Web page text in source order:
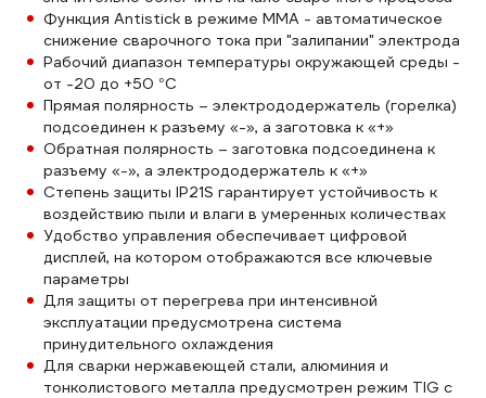
Функция Antistick в режиме ММА - автоматическое
снижение сварочного тока при "залипании" электрода
Рабочий диапазон температуры окружающей среды -
от -20 до +50 °С
Прямая полярность – электрододержатель (горелка)
подсоединен к разъему «-», а заготовка к «+»
Обратная полярность – заготовка подсоединена к
разъему «-», а электрододержатель к «+»
Степень защиты IP21S гарантирует устойчивость к
воздействию пыли и влаги в умеренных количествах
Удобство управления обеспечивает цифровой
дисплей, на котором отображаются все ключевые
параметры
Для защиты от перегрева при интенсивной
эксплуатации предусмотрена система
принудительного охлаждения
Для сварки нержавеющей стали, алюминия и
тонколистового металла предусмотрен режим TIG с